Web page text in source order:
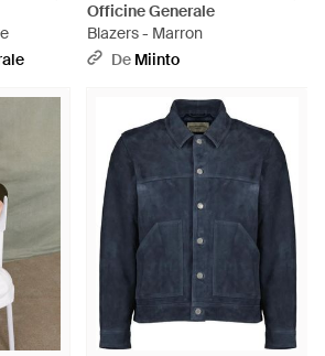
Officine Generale
Blazers - Marron
De Miinto